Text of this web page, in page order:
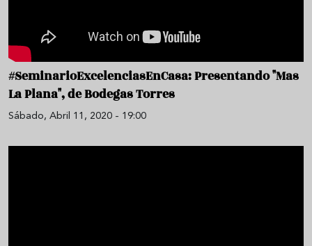
#SeminarioExcelenciasEnCasa: Presentando "Mas
La Plana", de Bodegas Torres
Sábado, Abril 11, 2020 - 19:00